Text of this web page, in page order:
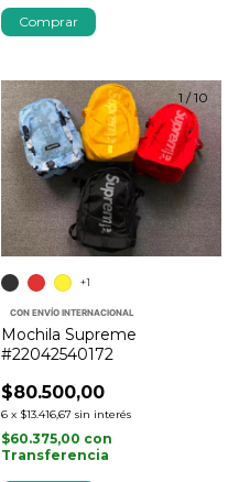
Comprar
1 /10
CON ENVÍO INTERNACIONAL
Mochila Supreme
#22042540172
$80.500,00
6 x $13.416,67 sin interés
$60.375,00 con
Transferencia
+1